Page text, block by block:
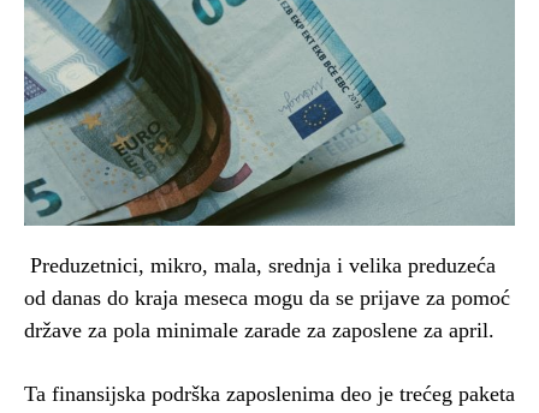
Preduzetnici, mikro, mala, srednja i velika preduzeća
od danas do kraja meseca mogu da se prijave za pomoć
države za pola minimale zarade za zaposlene za april.
Ta finansijska podrška zaposlenima deo je trećeg paketa